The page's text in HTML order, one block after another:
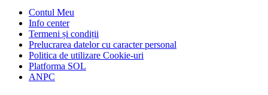
Contul Meu
Info center
Termeni și condiții
Prelucrarea datelor cu caracter personal
Politica de utilizare Cookie-uri
Platforma SOL
ANPC